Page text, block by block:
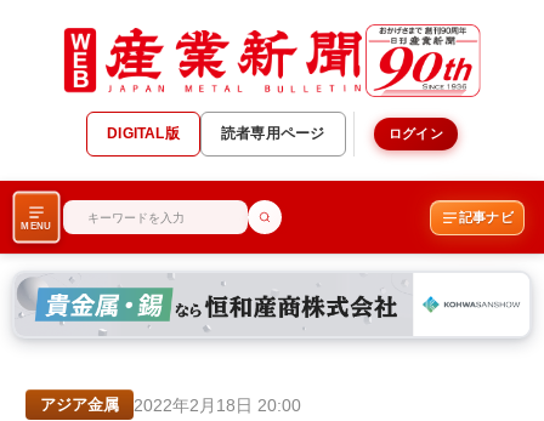
DIGITAL版 読者専用ページ ログイン
MENU
記事ナビ
アジア金属 2022年2月18日 20:00